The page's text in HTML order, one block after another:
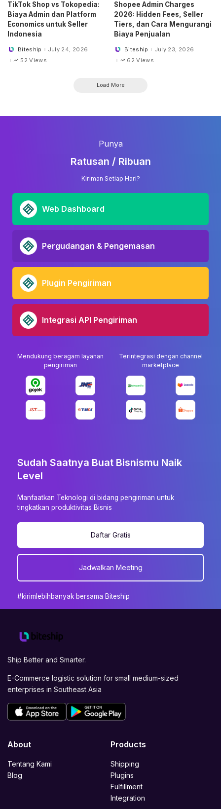
TikTok Shop vs Tokopedia:
Biaya Admin dan Platform
Economics untuk Seller
Indonesia
PostedBiteship
July 24, 2026
52 Views
Shopee Admin Charges
2026: Hidden Fees, Seller
Tiers, dan Cara Mengurangi
Biaya Penjualan
PostedBiteship
July 23, 2026
62 Views
Load More
Punya
Ratusan / Ribuan
Kiriman Setiap Hari?
Web Dashboard
Pergudangan & Pengemasan
Plugin Pengiriman
Integrasi API Pengiriman
Mendukung beragam layanan
pengiriman
Terintegrasi dengan channel
marketplace
Sudah Saatnya Buat Bisnismu Naik
Level
Manfaatkan Teknologi di bidang pengiriman untuk
tingkatkan produktivitas Bisnis
Daftar Gratis
Jadwalkan Meeting
#kirimlebihbanyak bersama Biteship
Ship Better and Smarter.
E-Commerce logistic solution for small medium-sized
enterprises in Southeast Asia
About
Tentang Kami
Blog
Products
Shipping
Plugins
Fulfillment
Integration